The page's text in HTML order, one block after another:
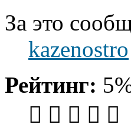
За это
kazenostro
Рейтинг: